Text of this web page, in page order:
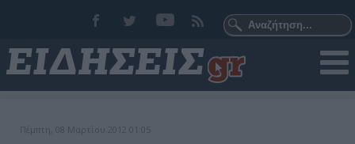
Πέμπτη, 08 Μαρτίου 2012 01:05